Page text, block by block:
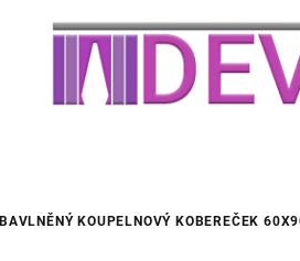
BAVLNĚNÝ KOUPELNOVÝ KOBEREČEK